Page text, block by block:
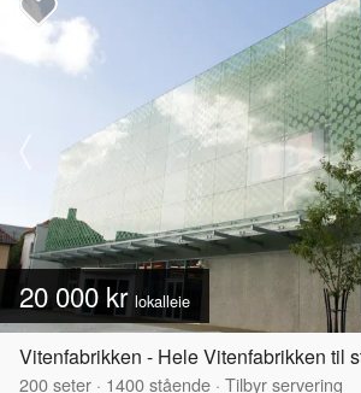
20 000 kr lokalleie
Vitenfabrikken - Hele Vitenfabrikken til
200seter · 1400stående · Tilbyr servering